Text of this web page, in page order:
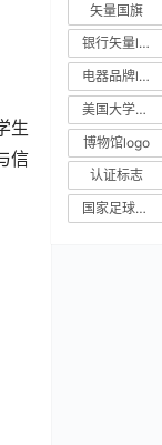
生
信
矢量国旗
银行矢量logo
电器品牌logo
美国大学校徽
博物馆logo
认证标志
国家足球队队徽